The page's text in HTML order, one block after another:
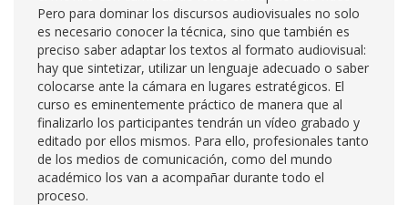
Pero para dominar los discursos audiovisuales no solo
es necesario conocer la técnica, sino que también es
preciso saber adaptar los textos al formato audiovisual:
hay que sintetizar, utilizar un lenguaje adecuado o saber
colocarse ante la cámara en lugares estratégicos. El
curso es eminentemente práctico de manera que al
finalizarlo los participantes tendrán un vídeo grabado y
editado por ellos mismos. Para ello, profesionales tanto
de los medios de comunicación, como del mundo
académico los van a acompañar durante todo el
proceso.